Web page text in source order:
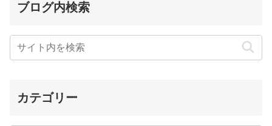
ブログ内検索
カテゴリー